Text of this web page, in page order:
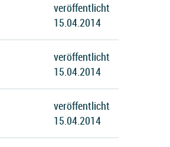
veröffentlicht
15.04.2014
veröffentlicht
15.04.2014
veröffentlicht
15.04.2014